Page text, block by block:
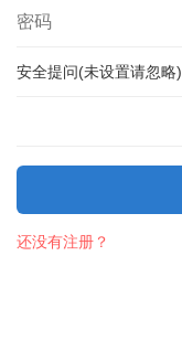
安全提问(未设置请忽略)
还没有注册？